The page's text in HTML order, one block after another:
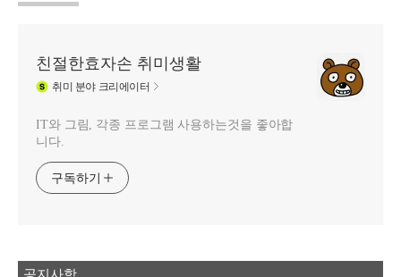
친절한효자손 취미생활
취미 분야 크리에이터
IT와 그림, 각종 프로그램 사용하는것을 좋아합
니다.
구독하기